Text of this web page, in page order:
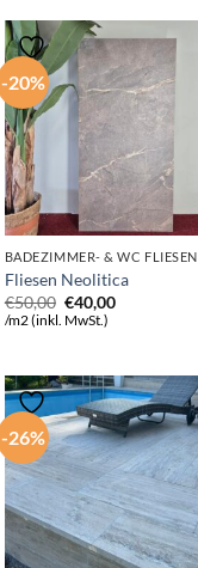
-20%
BADEZIMMER- & WC FLIESEN
Fliesen Neolitica
€50,00 Ursprünglicher
Preis
€40,00Aktueller
/m2 (inkl. MwSt.)
-26%